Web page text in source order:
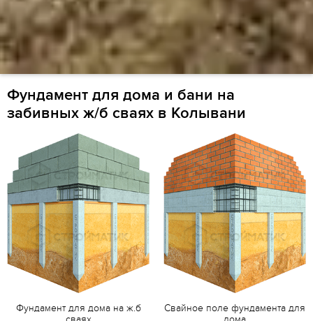
Фундамент для дома и бани на
забивных ж/б сваях в Колывани
Фундамент для дома на ж.б
Свайное поле фундамента для